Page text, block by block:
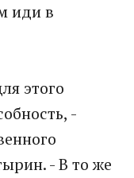
иди в
этого
-
- В то же